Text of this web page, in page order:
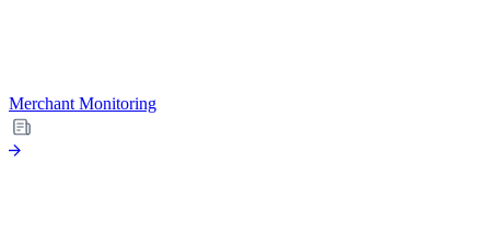
Merchant Monitoring